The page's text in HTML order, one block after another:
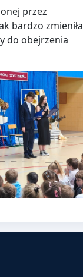
przez
bardzo zmieniła
do obejrzenia